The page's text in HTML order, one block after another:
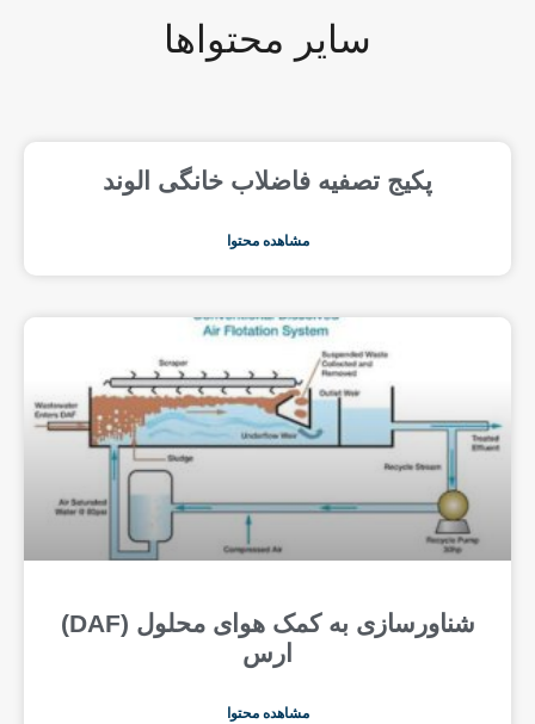
سایر محتواها
پکیج تصفیه فاضلاب خانگی الوند
مشاهده محتوا
شناورسازی به کمک هوای محلول (DAF)
ارس
مشاهده محتوا